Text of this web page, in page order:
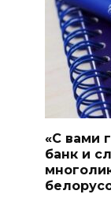
«С вами
банк и